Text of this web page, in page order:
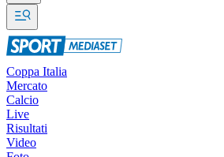
Coppa Italia
Mercato
Calcio
Live
Risultati
Video